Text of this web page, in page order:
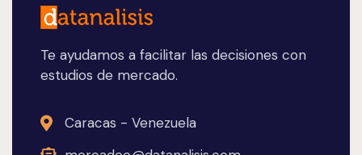
Te ayudamos a facilitar las decisiones con
estudios de mercado.
Caracas - Venezuela